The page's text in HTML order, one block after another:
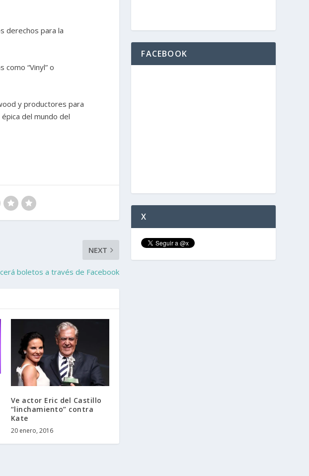
derechos para la
“Vinyl” o
y productores para
del mundo del
NEXT
boletos a través de Facebook
Ve actor Eric del Castillo
“linchamiento” contra
Kate
20 enero, 2016
FACEBOOK
X